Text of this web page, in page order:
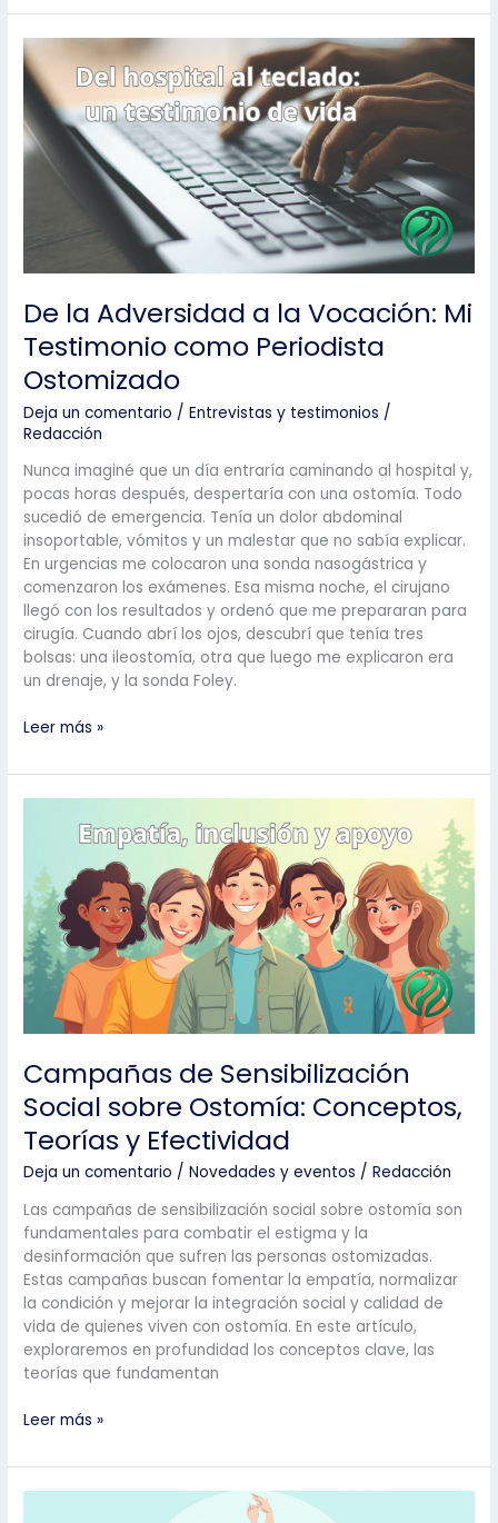
del
Paciente
Ostomizado
2025:
Conciencia,
Tecnología
y
Vida
Plena
De la Adversidad a la Vocación: Mi
Testimonio como Periodista
Ostomizado
Deja un comentario /Entrevistas y testimonios /
Redacción
Nunca imaginé que un día entraría caminando al hospital y,
pocas horas después, despertaría con una ostomía. Todo
sucedió de emergencia. Tenía un dolor abdominal
insoportable, vómitos y un malestar que no sabía explicar.
En urgencias me colocaron una sonda nasogástrica y
comenzaron los exámenes. Esa misma noche, el cirujano
llegó con los resultados y ordenó que me prepararan para
cirugía. Cuando abrí los ojos, descubrí que tenía tres
bolsas: una ileostomía, otra que luego me explicaron era
un drenaje, y la sonda Foley.
De
Adversidad
a
Vocación:
Testimonio
como
Periodista
Ostomizado
Leer más »
Campañas de Sensibilización
Social sobre Ostomía: Conceptos,
Teorías y Efectividad
Deja un comentario /Novedades y eventos /Redacción
Las campañas de sensibilización social sobre ostomía son
fundamentales para combatir el estigma y la
desinformación que sufren las personas ostomizadas.
Estas campañas buscan fomentar la empatía, normalizar
la condición y mejorar la integración social y calidad de
vida de quienes viven con ostomía. En este artículo,
exploraremos en profundidad los conceptos clave, las
teorías que fundamentan
Campañas
Social sobre
Ostomía:
Leer más »